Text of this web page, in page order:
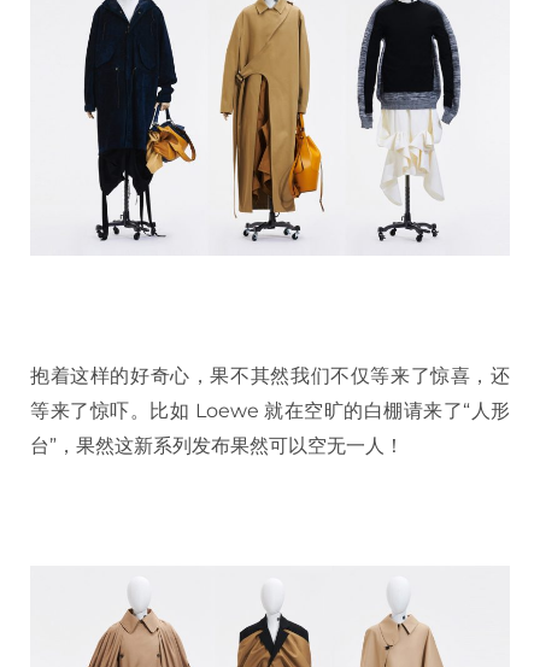
抱着这样的好奇心，果不其然我们不仅等来了惊喜，还
等来了惊吓。比如 Loewe 就在空旷的白棚请来了“人形
台”，果然这新系列发布果然可以空无一人！